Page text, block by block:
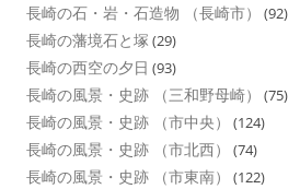
長崎の石・岩・石造物 （長崎市） (92)
長崎の藩境石と塚 (29)
長崎の西空の夕日 (93)
長崎の風景・史跡 （三和野母崎） (75)
長崎の風景・史跡 （市中央） (124)
長崎の風景・史跡 （市北西） (74)
長崎の風景・史跡 （市東南） (122)